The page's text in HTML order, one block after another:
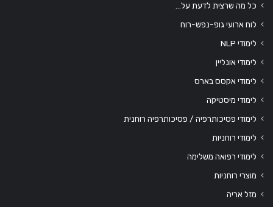
כל מה שרצית לדעת על…
לוח ארועי גופ-נפש-רוח
לימודי NLP
לימודי אונליין
לימודי אקסס בארס
לימודי מיסטיקה
לימודי פסיכותרפיה / פסיכותרפיה רוחנית
לימודי רוחניות
לימודי רפואה משלימה
מוצרי רוחניות
מזל אריה